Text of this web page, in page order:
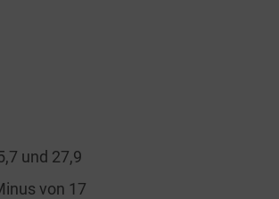
und 27,9
von 17